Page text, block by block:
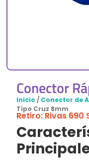
Conector
Inicio / Conector de
Tipo Cruz 8mm
Retiro: Rivas 690